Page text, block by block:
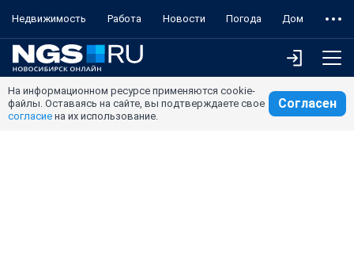
Недвижимость Работа Новости Погода Дом
На информационном ресурсе применяются cookie-
файлы. Оставаясь на сайте, вы подтверждаете свое
согласие на их использование.
Согласен